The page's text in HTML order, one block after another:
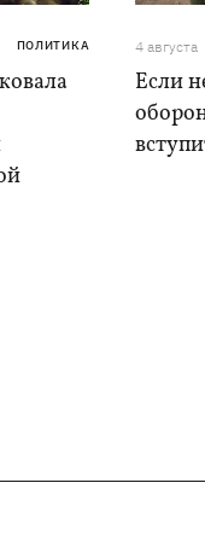
ПОЛИТИКА 4 августа
Если